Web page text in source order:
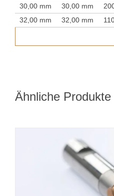
30,00 mm
30,00 mm
32,00 mm
32,00 mm
Ähnliche Produkte